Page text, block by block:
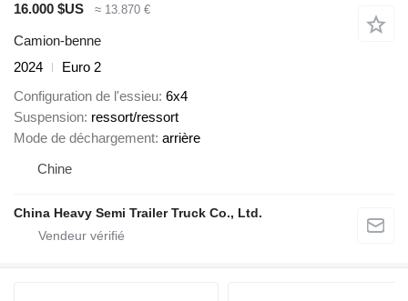
16.000 $US
≈ 13.870 €
Camion-benne
2024
Euro 2
Configuration de l'essieu 6x4
Suspension ressort/ressort
Mode de déchargement arrière
Chine
China Heavy Semi Trailer Truck Co., Ltd.